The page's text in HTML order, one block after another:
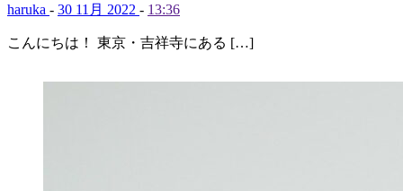
haruka - 30 11月 2022 - 13:36
こんにちは！ 東京・吉祥寺にある […]